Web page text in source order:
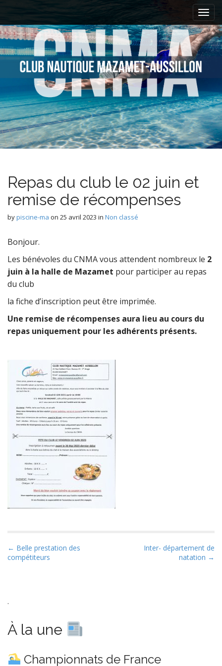
i
n
m
u
i
p
t
o
t
e
n
t
Repas du club le 02 juin et
remise de récompenses
bypiscine-ma on 25 avril 2023 in Non classé
Bonjour.
Les bénévoles du CNMA vous attendent nombreux le 2
juin à la halle de Mazamet pour participer au repas
du club
la fiche d’inscription peut être imprimée.
Une remise de récompenses aura lieu au cours du
repas uniquement pour les adhérents présents.
P
o
n
v
i
g
← Belle prestation des
compétiteurs
Inter- département de
natation →
.
À la une
Championnats de France